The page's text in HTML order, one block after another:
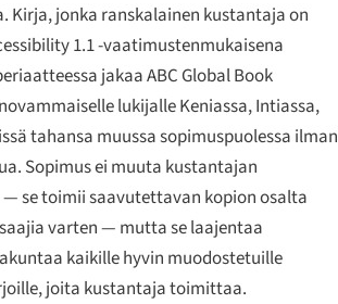
Kirja, jonka ranskalainen kustantaja on
1.1 -vaatimustenmukaisena
jakaa ABC Global Book
lukijalle Keniassa, Intiassa,
tahansa muussa sopimuspuolessa ilman
Sopimus ei muuta kustantajan
se toimii saavutettavan kopion osalta
varten — mutta se laajentaa
kaikille hyvin muodostetuille
joita kustantaja toimittaa.